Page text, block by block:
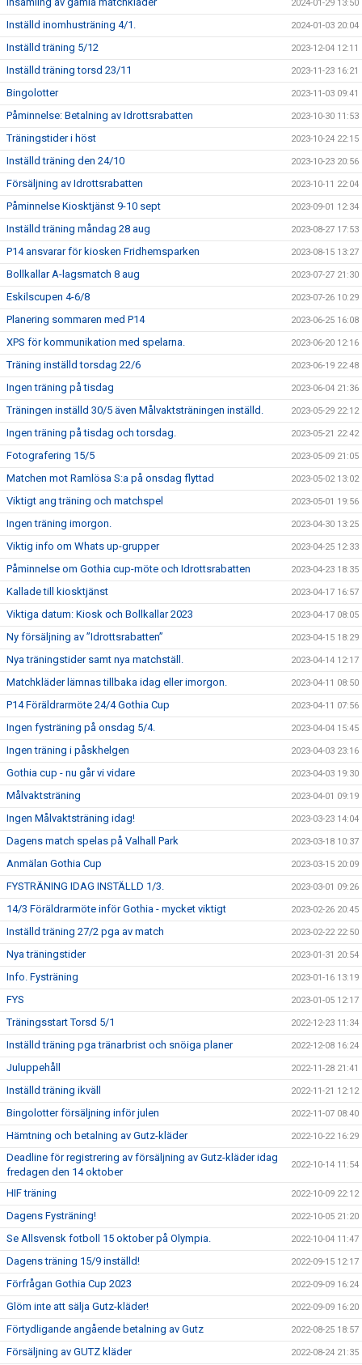
2024-01-29 13:50
Inställd inomhusträning 4/1. 2024-01-03 20:04
Inställd träning 5/12 2023-12-04 12:11
Inställd träning torsd 23/11 2023-11-23 16:21
Bingolotter 2023-11-03 09:41
Påminnelse: Betalning av Idrottsrabatten 2023-10-30 11:53
Träningstider i höst 2023-10-24 22:15
Inställd träning den 24/10 2023-10-23 20:56
Försäljning av Idrottsrabatten 2023-10-11 22:04
Påminnelse Kiosktjänst 9-10 sept 2023-09-01 12:34
Inställd träning måndag 28 aug 2023-08-27 17:53
P14 ansvarar för kiosken Fridhemsparken 2023-08-15 13:27
Bollkallar A-lagsmatch 8 aug 2023-07-27 21:30
Eskilscupen 4-6/8 2023-07-26 10:29
Planering sommaren med P14 2023-06-25 16:08
XPS för kommunikation med spelarna. 2023-06-20 12:16
Träning inställd torsdag 22/6 2023-06-19 22:48
Ingen träning på tisdag 2023-06-04 21:36
Träningen inställd 30/5 även Målvaktsträningen inställd. 2023-05-29 22:12
Ingen träning på tisdag och torsdag. 2023-05-21 22:42
Fotografering 15/5 2023-05-09 21:05
Matchen mot Ramlösa S:a på onsdag flyttad 2023-05-02 13:02
Viktigt ang träning och matchspel 2023-05-01 19:56
Ingen träning imorgon. 2023-04-30 13:25
Viktig info om Whats up-grupper 2023-04-25 12:33
Påminnelse om Gothia cup-möte och Idrottsrabatten 2023-04-23 18:35
Kallade till kiosktjänst 2023-04-17 16:57
Viktiga datum: Kiosk och Bollkallar 2023 2023-04-17 08:05
Ny försäljning av ”Idrottsrabatten” 2023-04-15 18:29
Nya träningstider samt nya matchställ. 2023-04-14 12:17
Matchkläder lämnas tillbaka idag eller imorgon. 2023-04-11 08:50
P14 Föräldrarmöte 24/4 Gothia Cup 2023-04-11 07:56
Ingen fysträning på onsdag 5/4. 2023-04-04 15:45
Ingen träning i påskhelgen 2023-04-03 23:16
Gothia cup - nu går vi vidare 2023-04-03 19:30
Målvaktsträning 2023-04-01 09:19
Ingen Målvaktsträning idag! 2023-03-23 14:04
Dagens match spelas på Valhall Park 2023-03-18 10:37
Anmälan Gothia Cup 2023-03-15 20:09
FYSTRÄNING IDAG INSTÄLLD 1/3. 2023-03-01 09:26
14/3 Föräldrarmöte inför Gothia - mycket viktigt 2023-02-26 20:45
Inställd träning 27/2 pga av match 2023-02-22 22:50
Nya träningstider 2023-01-31 20:54
Info. Fysträning 2023-01-16 13:19
FYS 2023-01-05 12:17
Träningsstart Torsd 5/1 2022-12-23 11:34
Inställd träning pga tränarbrist och snöiga planer 2022-12-08 16:24
Juluppehåll 2022-11-28 21:41
Inställd träning ikväll 2022-11-21 12:12
Bingolotter försäljning inför julen 2022-11-07 08:40
Hämtning och betalning av Gutz-kläder 2022-10-22 16:29
Deadline för registrering av försäljning av Gutz-kläder idag
fredagen den 14 oktober
2022-10-14 11:54
HIF träning 2022-10-09 22:12
Dagens Fysträning! 2022-10-05 21:20
Se Allsvensk fotboll 15 oktober på Olympia. 2022-10-04 11:47
Dagens träning 15/9 inställd! 2022-09-15 12:17
Förfrågan Gothia Cup 2023 2022-09-09 16:24
Glöm inte att sälja Gutz-kläder! 2022-09-09 16:20
Förtydligande angående betalning av Gutz 2022-08-25 18:57
Försäljning av GUTZ kläder 2022-08-24 21:35